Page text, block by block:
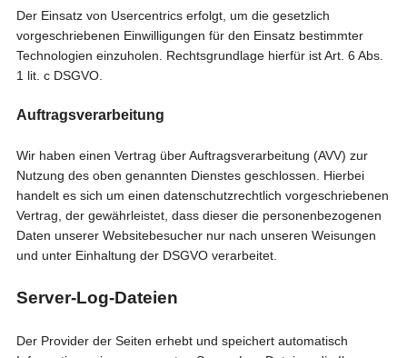
Der Einsatz von Usercentrics erfolgt, um die gesetzlich
vorgeschriebenen Einwilligungen für den Einsatz bestimmter
Technologien einzuholen. Rechtsgrundlage hierfür ist Art. 6 Abs.
1 lit. c DSGVO.
Auftragsverarbeitung
Wir haben einen Vertrag über Auftragsverarbeitung (AVV) zur
Nutzung des oben genannten Dienstes geschlossen. Hierbei
handelt es sich um einen datenschutzrechtlich vorgeschriebenen
Vertrag, der gewährleistet, dass dieser die personenbezogenen
Daten unserer Websitebesucher nur nach unseren Weisungen
und unter Einhaltung der DSGVO verarbeitet.
Server-Log-Dateien
Der Provider der Seiten erhebt und speichert automatisch